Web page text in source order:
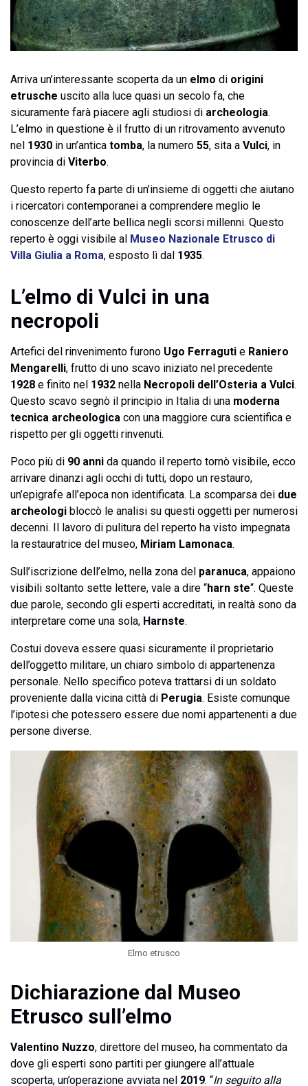
Arriva un’interessante scoperta da un elmo di origini
etrusche uscito alla luce quasi un secolo fa, che
sicuramente farà piacere agli studiosi di archeologia.
L’elmo in questione è il frutto di un ritrovamento avvenuto
nel 1930 in un’antica tomba, la numero 55, sita a Vulci, in
provincia di Viterbo.
Questo reperto fa parte di un’insieme di oggetti che aiutano
i ricercatori contemporanei a comprendere meglio le
conoscenze dell’arte bellica negli scorsi millenni. Questo
reperto è oggi visibile al Museo Nazionale Etrusco di
Villa Giulia a Roma, esposto lì dal 1935.
L’elmo di Vulci in una
necropoli
Artefici del rinvenimento furono Ugo Ferraguti e Raniero
Mengarelli, frutto di uno scavo iniziato nel precedente
1928 e finito nel 1932 nella Necropoli dell’Osteria a Vulci.
Questo scavo segnò il principio in Italia di una moderna
tecnica archeologica con una maggiore cura scientifica e
rispetto per gli oggetti rinvenuti.
Poco più di 90 anni da quando il reperto tornò visibile, ecco
arrivare dinanzi agli occhi di tutti, dopo un restauro,
un’epigrafe all’epoca non identificata. La scomparsa dei due
archeologi bloccò le analisi su questi oggetti per numerosi
decenni. Il lavoro di pulitura del reperto ha visto impegnata
la restauratrice del museo, Miriam Lamonaca.
Sull’iscrizione dell’elmo, nella zona del paranuca, appaiono
visibili soltanto sette lettere, vale a dire “harn ste“. Queste
due parole, secondo gli esperti accreditati, in realtà sono da
interpretare come una sola, Harnste.
Costui doveva essere quasi sicuramente il proprietario
dell’oggetto militare, un chiaro simbolo di appartenenza
personale. Nello specifico poteva trattarsi di un soldato
proveniente dalla vicina città di Perugia. Esiste comunque
l’ipotesi che potessero essere due nomi appartenenti a due
persone diverse.
Elmo etrusco
Dichiarazione dal Museo
Etrusco sull’elmo
Valentino Nuzzo, direttore del museo, ha commentato da
dove gli esperti sono partiti per giungere all’attuale
scoperta, un’operazione avviata nel 2019. “In seguito alla